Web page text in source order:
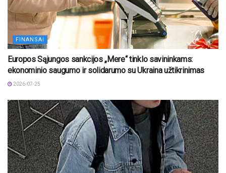
FINANSAI
Europos Sąjungos sankcijos „Mere“ tinklo savininkams:
ekonominio saugumo ir solidarumo su Ukraina užtikrinimas
2026-07-25